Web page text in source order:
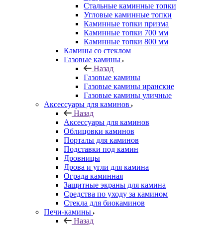
Стальные каминные топки
Угловые каминные топки
Каминные топки призма
Каминные топки 700 мм
Каминные топки 800 мм
Камины со стеклом
Газовые камины
Назад
Газовые камины
Газовые камины иранские
Газовые камины уличные
Аксессуары для каминов
Назад
Аксессуары для каминов
Облицовки каминов
Порталы для каминов
Подставки под камин
Дровницы
Дрова и угли для камина
Ограда каминная
Защитные экраны для камина
Средства по уходу за камином
Стекла для биокаминов
Печи-камины
Назад